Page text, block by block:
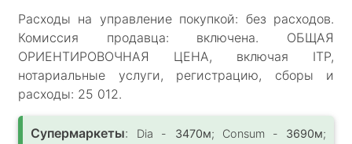
Расходы на управление покупкой: без расходов.
Комиссия продавца: включена. ОБЩАЯ
ОРИЕНТИРОВОЧНАЯ ЦЕНА, включая ITP,
нотариальные услуги, регистрацию, сборы и
расходы: 25 012.
Супермаркеты: Dia - 3470м; Consum - 3690м;